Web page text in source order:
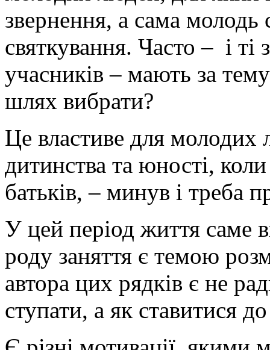
звернення, а сама молодь
святкування. Часто – і
учасників – мають за
шлях вибрати?
Це властиве для молодих
дитинства та юності,
батьків, – минув і треба
У цей період життя саме
роду заняття є темою
автора цих рядків є не
ступати, а як ставитися